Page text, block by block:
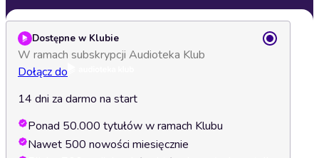
Dostępne w Klubie
W ramach subskrypcji Audioteka Klub
Dołącz do
14 dni za darmo na start
Ponad 50.000 tytułów w ramach Klubu
Nawet 500 nowości miesięcznie